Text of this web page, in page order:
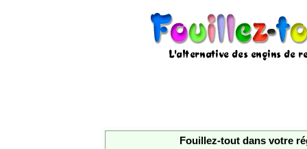
Fouillez-tout dans votre